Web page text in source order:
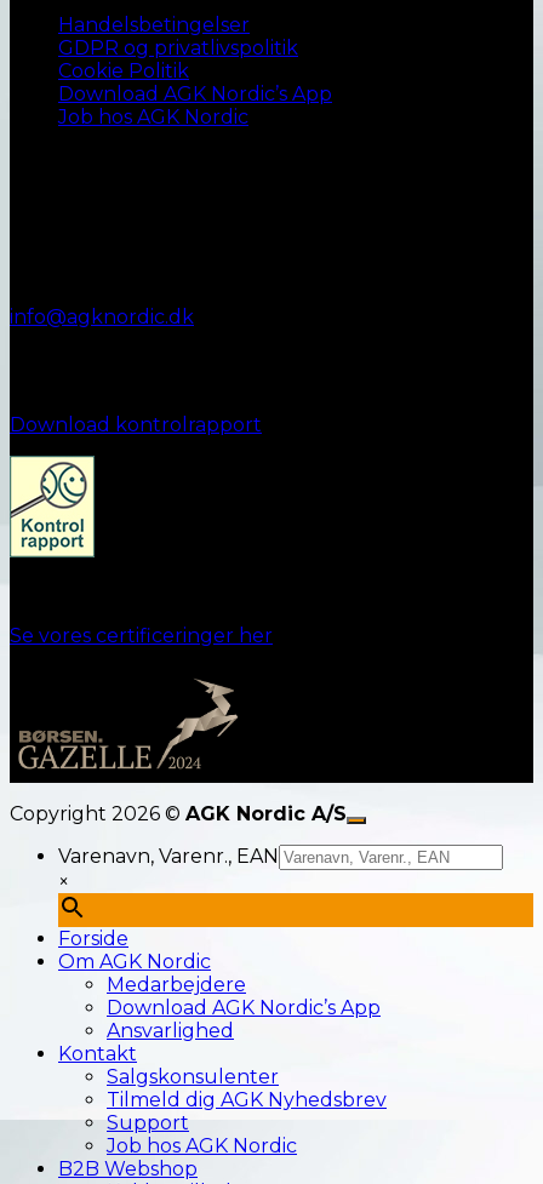
Handelsbetingelser
GDPR og privatlivspolitik
Cookie Politik
Download AGK Nordic’s App
Job hos AGK Nordic
info@agknordic.dk
Download kontrolrapport
Se vores certificeringer her
Copyright 2026 © AGK Nordic A/S
Varenavn, Varenr., EAN
×
Forside
Om AGK Nordic
Medarbejdere
Download AGK Nordic’s App
Ansvarlighed
Kontakt
Salgskonsulenter
Tilmeld dig AGK Nyhedsbrev
Support
Job hos AGK Nordic
B2B Webshop